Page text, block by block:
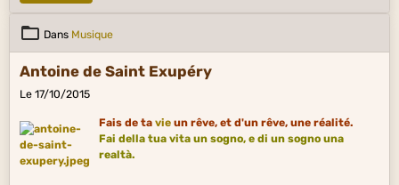
Dans Musique
Antoine de Saint Exupéry
Le 17/10/2015
Fais de ta vieun rêve, et d'un rêve, une réalité.
Fai della tua vita un sogno, e di un sogno una
realtà.